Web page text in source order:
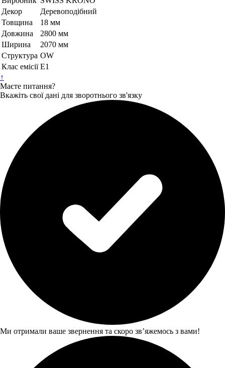
Декор
Деревоподібний
Товщина
18 мм
Довжина
2800 мм
Ширина
2070 мм
Структура OW
Клас емісії Е1
↑
Маєте питання?
Вкажіть свої дані для зворотнього зв'язку
Ми отримали ваше звернення та скоро звʼяжемось з вами!